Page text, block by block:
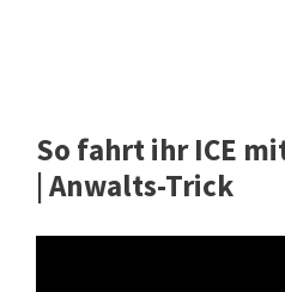
So fahrt ihr ICE
| Anwalts-Trick